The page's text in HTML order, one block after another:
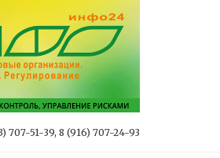
707-51-39, 8 (916) 707-24-93